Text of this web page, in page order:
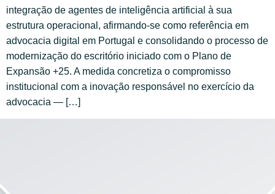
integração de agentes de inteligência artificial à sua
estrutura operacional, afirmando-se como referência em
advocacia digital em Portugal e consolidando o processo de
modernização do escritório iniciado com o Plano de
Expansão +25. A medida concretiza o compromisso
institucional com a inovação responsável no exercício da
advocacia — […]